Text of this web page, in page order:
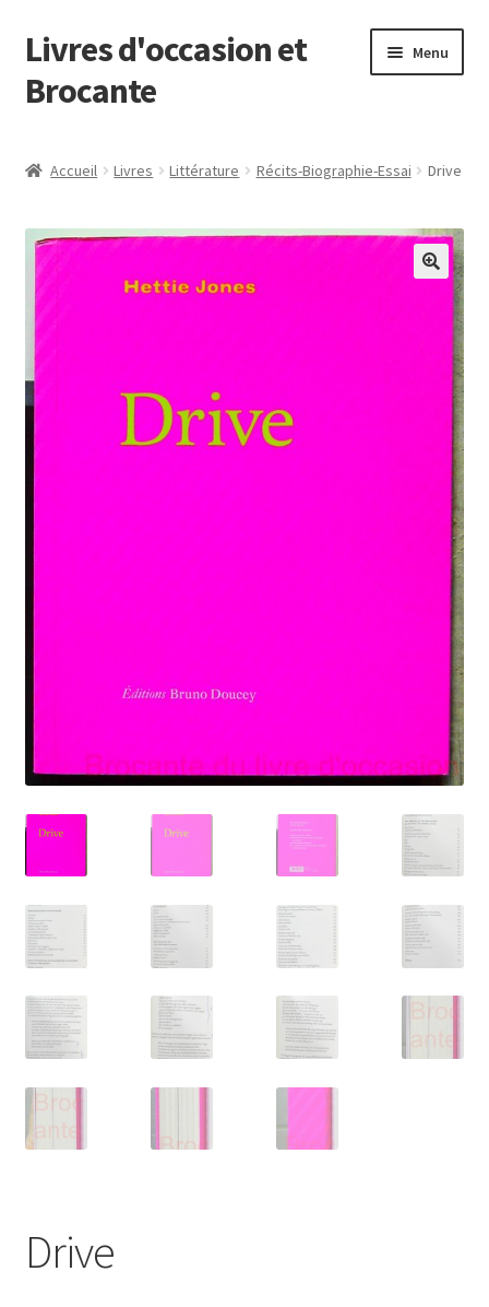
Aller
à
la
Aller
au
contenu
Livres d'occasion et
Brocante
Menu
Accueil Livres Littérature Récits-Biographie-Essai Drive
Drive